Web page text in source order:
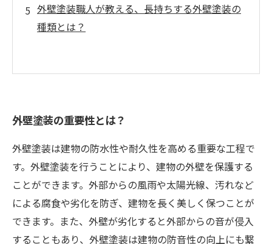
外壁塗装職人が教える、長持ちする外壁塗装の
種類とは？
外壁塗装の重要性とは？
外壁塗装は建物の防水性や耐久性を高める重要な工程で
す。外壁塗装を行うことにより、建物の外壁を保護する
ことができます。外部からの風雨や太陽光線、汚れなど
による腐食や劣化を防ぎ、建物を長く美しく保つことが
できます。また、外壁が劣化すると外部からの音が侵入
することもあり、外壁塗装は建物の防音性の向上にも繋